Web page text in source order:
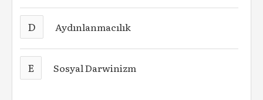
D Aydınlanmacılık
E Sosyal Darwinizm